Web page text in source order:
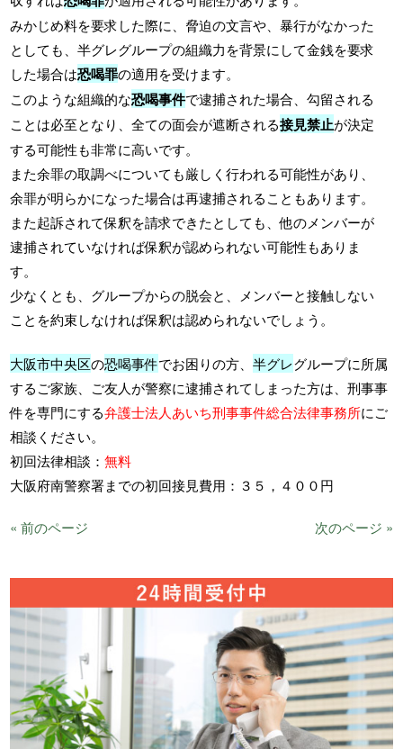
みかじめ料を要求した際に、脅迫の文言や、暴行がなかった
としても、半グレグループの組織力を背景にして金銭を要求
した場合は恐喝罪の適用を受けます。
このような組織的な恐喝事件で逮捕された場合、勾留される
ことは必至となり、全ての面会が遮断される接見禁止が決定
する可能性も非常に高いです。
また余罪の取調べについても厳しく行われる可能性があり、
余罪が明らかになった場合は再逮捕されることもあります。
また起訴されて保釈を請求できたとしても、他のメンバーが
逮捕されていなければ保釈が認められない可能性もありま
す。
少なくとも、グループからの脱会と、メンバーと接触しない
ことを約束しなければ保釈は認められないでしょう。
大阪市中央区の恐喝事件でお困りの方、半グレグループに所属
するご家族、ご友人が警察に逮捕されてしまった方は、刑事事
件を専門にする弁護士法人あいち刑事事件総合法律事務所にご
相談ください。
初回法律相談：無料
大阪府南警察署までの初回接見費用：３５，４００円
« 前のページ 次のページ »